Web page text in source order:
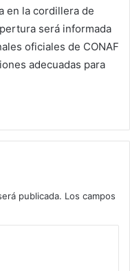
en la cordillera de
será informada
oficiales de CONAF
adecuadas para
publicada. Los campos